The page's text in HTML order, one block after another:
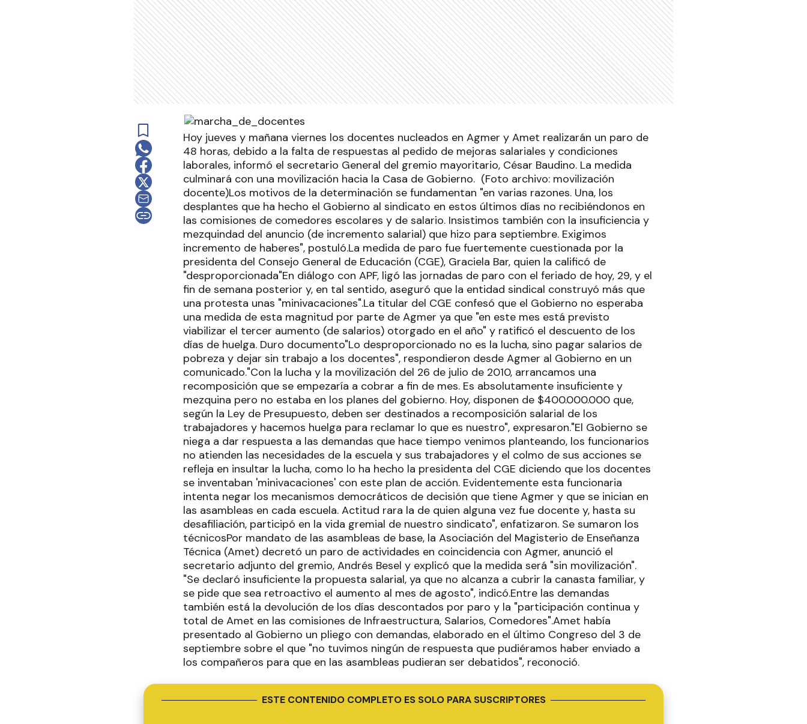
Hoy jueves y mañana viernes los docentes nucleados en Agmer y Amet realizarán un paro de
48 horas, debido a la falta de respuestas al pedido de mejoras salariales y condiciones
laborales, informó el secretario General del gremio mayoritario, César Baudino. La medida
culminará con una movilización hacia la Casa de Gobierno. (Foto archivo: movilización
docente)Los motivos de la determinación se fundamentan "en varias razones. Una, los
desplantes que ha hecho el Gobierno al sindicato en estos últimos días no recibiéndonos en
las comisiones de comedores escolares y de salario. Insistimos también con la insuficiencia y
mezquindad del anuncio (de incremento salarial) que hizo para septiembre. Exigimos
incremento de haberes", postuló.La medida de paro fue fuertemente cuestionada por la
presidenta del Consejo General de Educación (CGE), Graciela Bar, quien la calificó de
"desproporcionada"En diálogo con APF, ligó las jornadas de paro con el feriado de hoy, 29, y el
fin de semana posterior y, en tal sentido, aseguró que la entidad sindical construyó más que
una protesta unas "minivacaciones".La titular del CGE confesó que el Gobierno no esperaba
una medida de esta magnitud por parte de Agmer ya que "en este mes está previsto
viabilizar el tercer aumento (de salarios) otorgado en el año" y ratificó el descuento de los
días de huelga. Duro documento"Lo desproporcionado no es la lucha, sino pagar salarios de
pobreza y dejar sin trabajo a los docentes", respondieron desde Agmer al Gobierno en un
comunicado."Con la lucha y la movilización del 26 de julio de 2010, arrancamos una
recomposición que se empezaría a cobrar a fin de mes. Es absolutamente insuficiente y
mezquina pero no estaba en los planes del gobierno. Hoy, disponen de $400.000.000 que,
según la Ley de Presupuesto, deben ser destinados a recomposición salarial de los
trabajadores y hacemos huelga para reclamar lo que es nuestro", expresaron."El Gobierno se
niega a dar respuesta a las demandas que hace tiempo venimos planteando, los funcionarios
no atienden las necesidades de la escuela y sus trabajadores y el colmo de sus acciones se
refleja en insultar la lucha, como lo ha hecho la presidenta del CGE diciendo que los docentes
se inventaban 'minivacaciones' con este plan de acción. Evidentemente esta funcionaria
intenta negar los mecanismos democráticos de decisión que tiene Agmer y que se inician en
las asambleas en cada escuela. Actitud rara la de quien alguna vez fue docente y, hasta su
desafiliación, participó en la vida gremial de nuestro sindicato", enfatizaron. Se sumaron los
técnicosPor mandato de las asambleas de base, la Asociación del Magisterio de Enseñanza
Técnica (Amet) decretó un paro de actividades en coincidencia con Agmer, anunció el
secretario adjunto del gremio, Andrés Besel y explicó que la medida será "sin movilización".
"Se declaró insuficiente la propuesta salarial, ya que no alcanza a cubrir la canasta familiar, y
se pide que sea retroactivo el aumento al mes de agosto", indicó.Entre las demandas
también está la devolución de los días descontados por paro y la "participación continua y
total de Amet en las comisiones de Infraestructura, Salarios, Comedores".Amet había
presentado al Gobierno un pliego con demandas, elaborado en el último Congreso del 3 de
septiembre sobre el que "no tuvimos ningún de respuesta que pudiéramos haber enviado a
los compañeros para que en las asambleas pudieran ser debatidos", reconoció.
ESTE CONTENIDO COMPLETO ES SOLO PARA SUSCRIPTORES